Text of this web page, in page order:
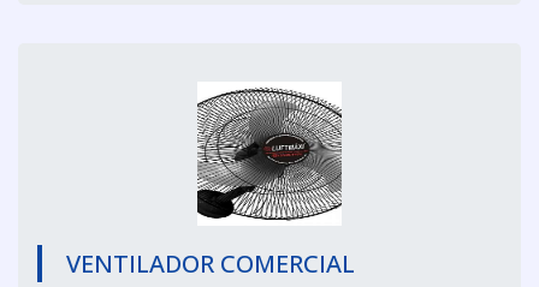
VENTILADOR COMERCIAL